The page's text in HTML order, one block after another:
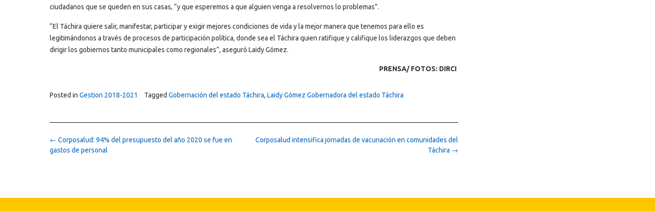
ciudadanos que se queden en sus casas, “y que esperemos a que alguien venga a resolvernos lo problemas”.
“El Táchira quiere salir, manifestar, participar y exigir mejores condiciones de vida y la mejor manera que tenemos para ello es
legitimándonos a través de procesos de participación política, donde sea el Táchira quien ratifique y califique los liderazgos que deben
dirigir los gobiernos tanto municipales como regionales”, aseguró Laidy Gómez.
PRENSA/ FOTOS: DIRCI
Posted in Gestion 2018-2021 Tagged Gobernación del estado Táchira, Laidy Gómez Gobernadora del estado Táchira
Post
navigation
Corposalud intensifica jornadas de vacunación en comunidades del
Táchira →
← Corposalud: 94% del presupuesto del año 2020 se fue en
gastos de personal